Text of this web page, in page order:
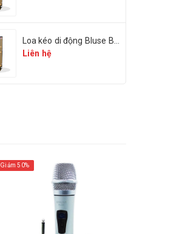
Liên hệ
Giảm 50%